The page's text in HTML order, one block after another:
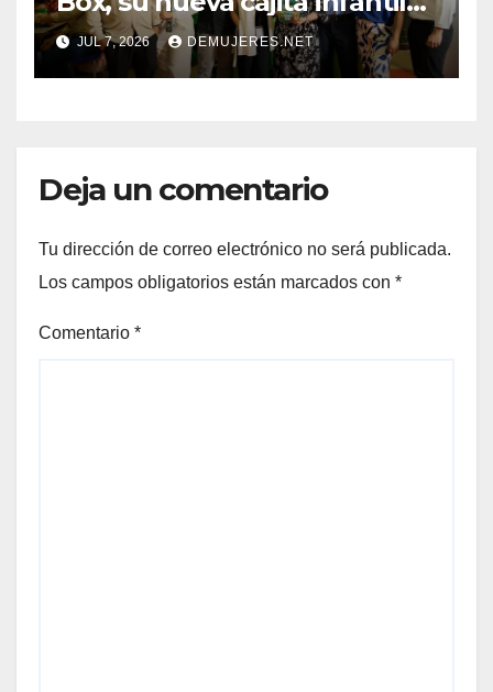
que combina sabor, diversión
y regalo sorpresa
JUL 7, 2026 DEMUJERES.NET
Deja un comentario
Tu dirección de correo electrónico no será publicada.
Los campos obligatorios están marcados con *
Comentario *